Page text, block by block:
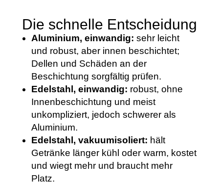
Die schnelle Entscheidung
Aluminium, einwandig: sehr leicht
und robust, aber innen beschichtet;
Dellen und Schäden an der
Beschichtung sorgfältig prüfen.
Edelstahl, einwandig: robust, ohne
Innenbeschichtung und meist
unkompliziert, jedoch schwerer als
Aluminium.
Edelstahl, vakuumisoliert: hält
Getränke länger kühl oder warm, kostet
und wiegt mehr und braucht mehr
Platz.